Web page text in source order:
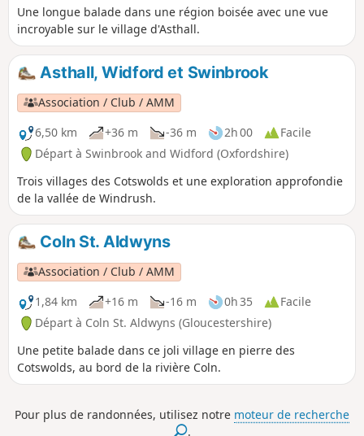
Une longue balade dans une région boisée avec une vue
incroyable sur le village d'Asthall.
Asthall, Widford et Swinbrook
Association / Club / AMM
6,50 km
+36 m -36 m 2h 00
Facile
Départ à Swinbrook and Widford (Oxfordshire)
Trois villages des Cotswolds et une exploration approfondie
de la vallée de Windrush.
Coln St. Aldwyns
Association / Club / AMM
1,84 km
+16 m -16 m 0h 35
Facile
Départ à Coln St. Aldwyns (Gloucestershire)
Une petite balade dans ce joli village en pierre des
Cotswolds, au bord de la rivière Coln.
Pour plus de randonnées, utilisez notre moteur de recherche
.